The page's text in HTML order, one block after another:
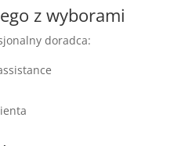
z wyborami
doradca: